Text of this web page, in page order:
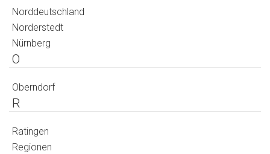
Norddeutschland
Norderstedt
Nürnberg
O
Oberndorf
R
Ratingen
Regionen